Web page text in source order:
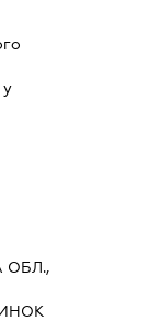
у
ОБЛ.,